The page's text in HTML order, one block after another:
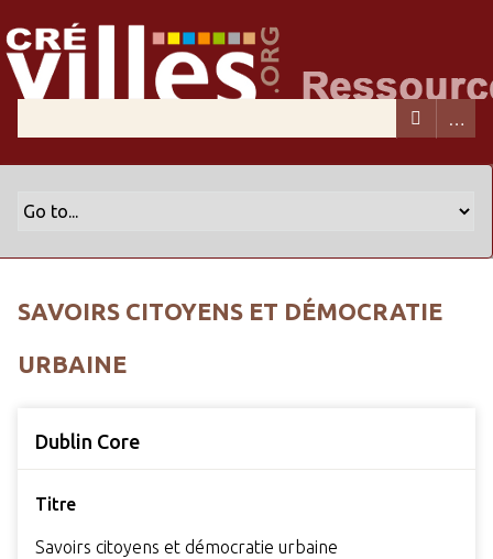
SAVOIRS CITOYENS ET DÉMOCRATIE
URBAINE
Dublin Core
Titre
Savoirs citoyens et démocratie urbaine